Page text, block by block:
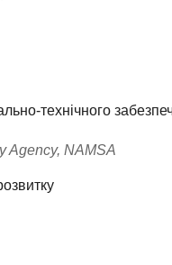
технічного
Agency, NAMSA